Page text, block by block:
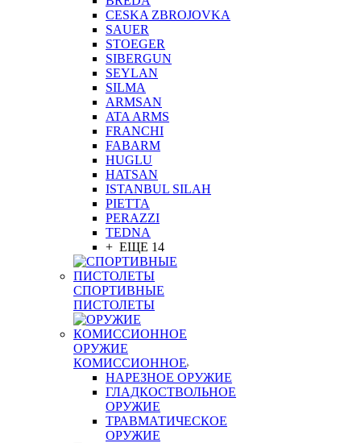
CESKA ZBROJOVKA
SAUER
STOEGER
SIBERGUN
SEYLAN
SILMA
ARMSAN
ATA ARMS
FRANCHI
FABARM
HUGLU
HATSAN
ISTANBUL SILAH
PIETTA
PERAZZI
TEDNA
+ ЕЩЕ 14
СПОРТИВНЫЕ
ПИСТОЛЕТЫ
ОРУЖИЕ
КОМИССИОННОЕ
НАРЕЗНОЕ ОРУЖИЕ
ГЛАДКОСТВОЛЬНОЕ
ОРУЖИЕ
ТРАВМАТИЧЕСКОЕ
ОРУЖИЕ